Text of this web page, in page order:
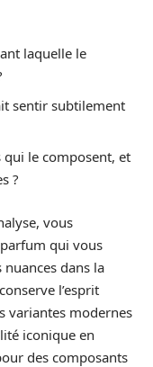
laquelle le
sentir subtilement
qui le composent, et
?
vous
qui vous
dans la
l’esprit
variantes modernes
iconique en
des composants